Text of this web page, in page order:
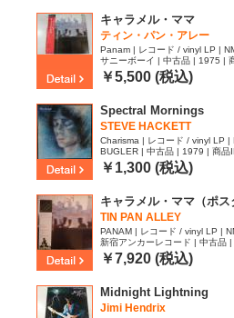
キャラメル・ママ
ティン・パン・アレー
Panam | レコード / vinyl LP |
サニーボーイ | 中古品 | 1975 |
￥5,500 (税込)
Spectral Mornings
STEVE HACKETT
Charisma | レコード / vinyl LP |
BUGLER | 中古品 | 1979 | 商品
￥1,300 (税込)
キャラメル・ママ（ポス
TIN PAN ALLEY
PANAM | レコード / vinyl LP |
新宿アンカーレコード | 中古品
7￥7,920 (税込)
Midnight Lightning
Jimi Hendrix